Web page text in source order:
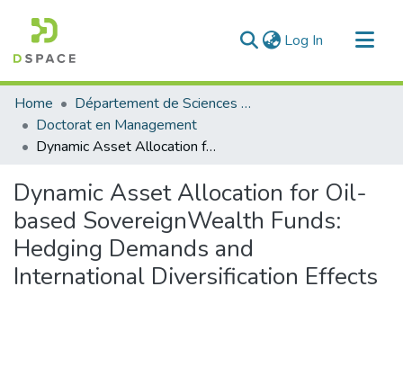
Log In (current)
Communities & Collections
All of DSpace
Statistics
Home
Département de Sciences Commerciales
Doctorat en Management
Dynamic Asset Allocation for Oil-based SovereignWealth Funds: Hedging Demands and International Diversification Effects
Dynamic Asset Allocation for Oil-
based SovereignWealth Funds:
Hedging Demands and
International Diversification Effects